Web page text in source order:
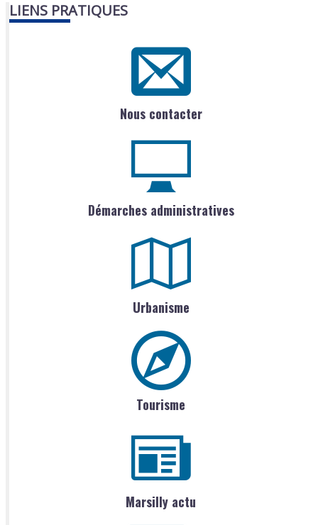
LIENS PRATIQUES
Nous contacter
Démarches administratives
Urbanisme
Tourisme
Marsilly actu